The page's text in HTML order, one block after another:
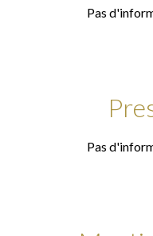
Pas
Pas